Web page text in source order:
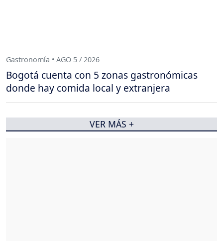
Gastronomía • AGO 5 / 2026
Bogotá cuenta con 5 zonas gastronómicas
donde hay comida local y extranjera
VER MÁS +